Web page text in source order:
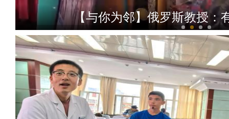
【与你为邻】俄罗斯教授：